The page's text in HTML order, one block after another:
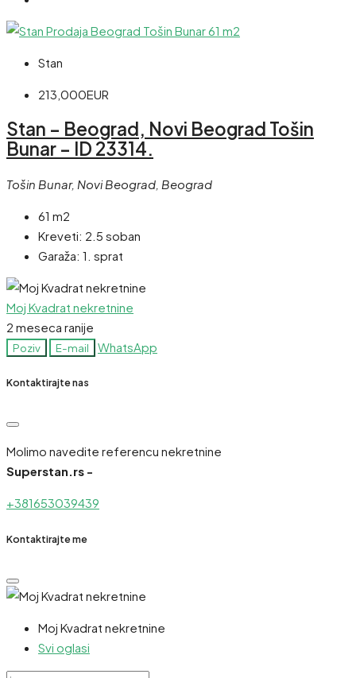
Stan
213,000EUR
Stan – Beograd, Novi Beograd Tošin
Bunar – ID 23314.
Tošin Bunar, Novi Beograd, Beograd
61 m2
Kreveti: 2.5 soban
Garaža: 1. sprat
Moj Kvadrat nekretnine
2 meseca ranije
Poziv E-mail WhatsApp
Kontaktirajte nas
Molimo navedite referencu nekretnine
Superstan.rs -
+381653039439
Kontaktirajte me
Moj Kvadrat nekretnine
Svi oglasi